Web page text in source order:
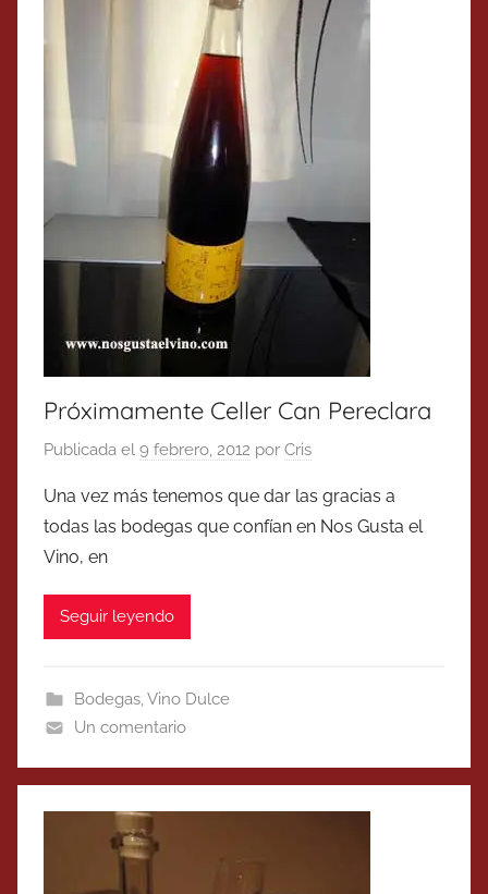
Próximamente Celler Can Pereclara
Publicada el 9 febrero, 2012 por Cris
Una vez más tenemos que dar las gracias a
todas las bodegas que confían en Nos Gusta el
Vino, en
Seguir leyendo
Bodegas,Vino Dulce
Un comentario